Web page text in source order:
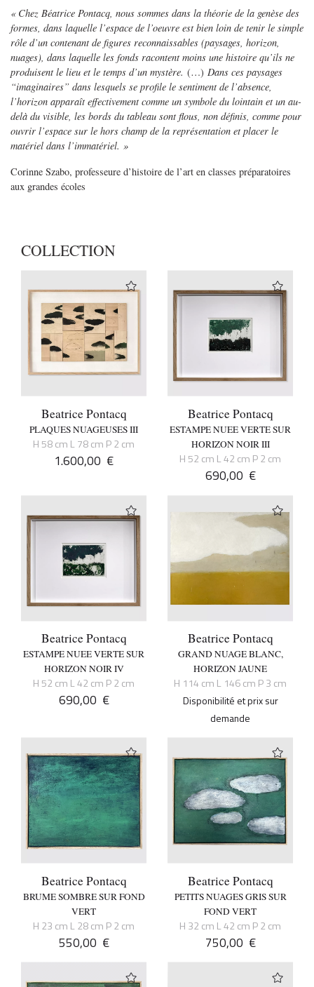
« Chez Béatrice Pontacq, nous sommes dans la théorie de la genèse des
formes, dans laquelle l’espace de l’oeuvre est bien loin de tenir le simple
rôle d’un contenant de figures reconnaissables (paysages, horizon,
nuages), dans laquelle les fonds racontent moins une histoire qu’ils ne
produisent le lieu et le temps d’un mystère. (…) Dans ces paysages
“imaginaires” dans lesquels se profile le sentiment de l’absence,
l’horizon apparaît effectivement comme un symbole du lointain et un au-
delà du visible, les bords du tableau sont flous, non définis, comme pour
ouvrir l’espace sur le hors champ de la représentation et placer le
matériel dans l’immatériel. »
Corinne Szabo, professeure d’histoire de l’art en classes préparatoires
aux grandes écoles
COLLECTION
Beatrice Pontacq
PLAQUES NUAGEUSES III
H 58 cm L 78 cm P 2 cm
1.600,00 €
Beatrice Pontacq
ESTAMPE NUEE VERTE SUR
HORIZON NOIR III
H 52 cm L 42 cm P 2 cm
690,00 €
Beatrice Pontacq
ESTAMPE NUEE VERTE SUR
HORIZON NOIR IV
H 52 cm L 42 cm P 2 cm
690,00 €
Beatrice Pontacq
GRAND NUAGE BLANC,
HORIZON JAUNE
H 114 cm L 146 cm P 3 cm
Disponibilité et prix sur
demande
Beatrice Pontacq
BRUME SOMBRE SUR FOND
VERT
H 23 cm L 28 cm P 2 cm
550,00 €
Beatrice Pontacq
PETITS NUAGES GRIS SUR
FOND VERT
H 32 cm L 42 cm P 2 cm
750,00 €